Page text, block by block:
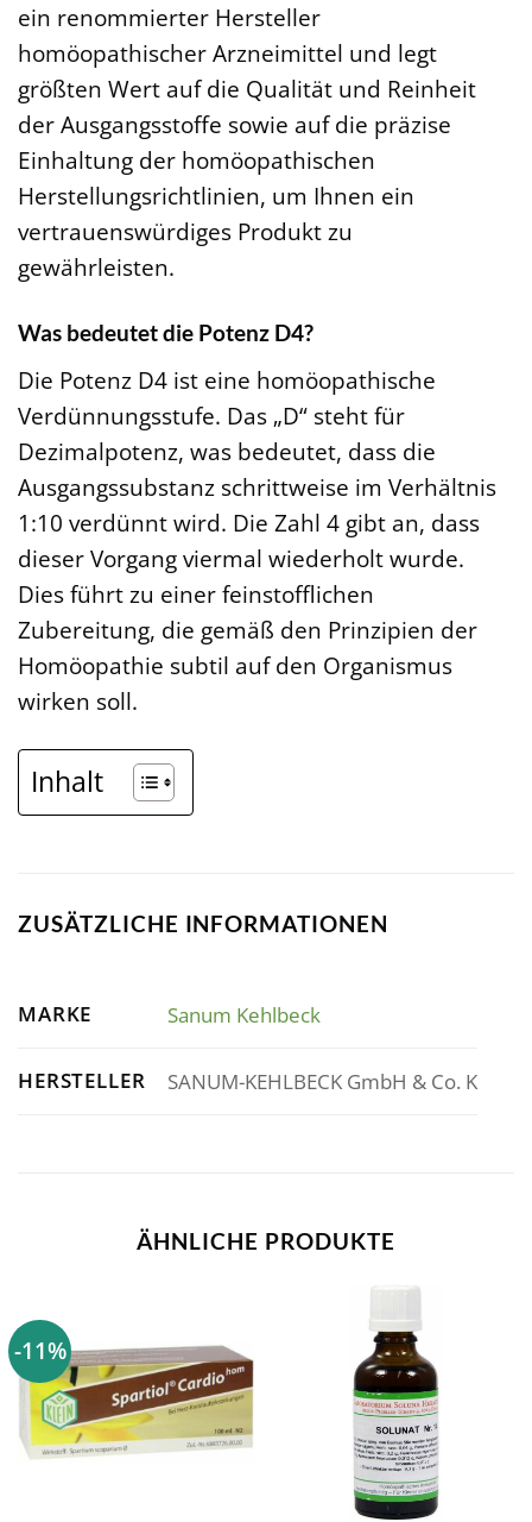
ein renommierter Hersteller
homöopathischer Arzneimittel und legt
größten Wert auf die Qualität und Reinheit
der Ausgangsstoffe sowie auf die präzise
Einhaltung der homöopathischen
Herstellungsrichtlinien, um Ihnen ein
vertrauenswürdiges Produkt zu
gewährleisten.
Was bedeutet die Potenz D4?
Die Potenz D4 ist eine homöopathische
Verdünnungsstufe. Das „D“ steht für
Dezimalpotenz, was bedeutet, dass die
Ausgangssubstanz schrittweise im Verhältnis
1:10 verdünnt wird. Die Zahl 4 gibt an, dass
dieser Vorgang viermal wiederholt wurde.
Dies führt zu einer feinstofflichen
Zubereitung, die gemäß den Prinzipien der
Homöopathie subtil auf den Organismus
wirken soll.
Inhalt
ZUSÄTZLICHE INFORMATIONEN
MARKE Sanum Kehlbeck
HERSTELLER SANUM-KEHLBECK GmbH & Co. K
ÄHNLICHE PRODUKTE
-11%